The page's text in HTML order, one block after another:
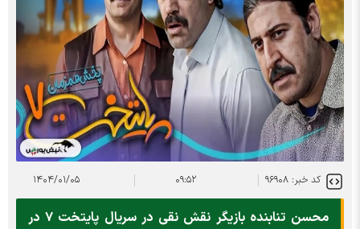
کد خبر: ۹۶۹۰۸ ۰۹:۵۲ ۱۴۰۴/۰۱/۰۵
محسن تنابنده بازیگر نقش نقی در سریال پایتخت ۷ در